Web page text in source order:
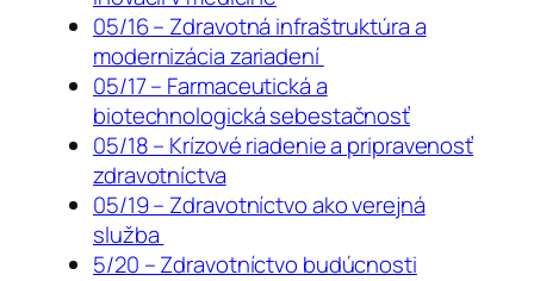
05/16 – Zdravotná infraštruktúra a
modernizácia zariadení
05/17 – Farmaceutická a
biotechnologická sebestačnosť
05/18 – Krízové riadenie a pripravenosť
zdravotníctva
05/19 – Zdravotníctvo ako verejná
služba
5/20 – Zdravotníctvo budúcnosti